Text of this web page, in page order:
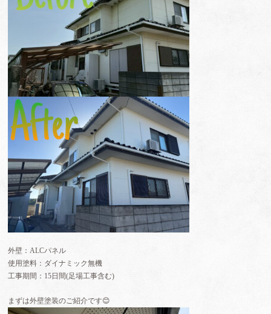
外壁：ALCパネル
使用塗料：ダイナミック無機
工事期間：15日間(足場工事含む)
まずは外壁塗装のご紹介です😊